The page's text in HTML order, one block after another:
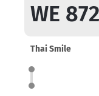
WE
Thai Smile